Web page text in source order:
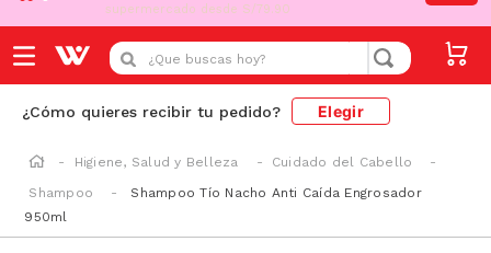
supermercado desde S/79.90
¿Que buscas hoy?
¿Cómo quieres recibir tu pedido? Elegir
Higiene, Salud y Belleza
Cuidado del Cabello
Shampoo
Shampoo Tío Nacho Anti Caída Engrosador
950ml